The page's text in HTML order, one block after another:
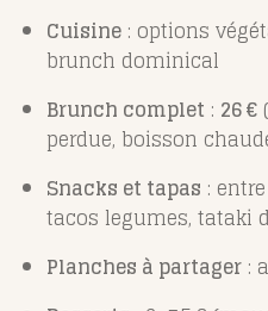
Cuisine : options
brunch dominical
Brunch complet : 26 €
perdue, boisson
Snacks et tapas :
tacos legumes, tataki
Planches à partager :